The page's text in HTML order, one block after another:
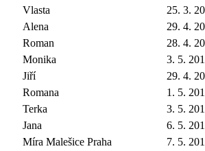
Vlasta
25. 3.
Alena
29. 4.
Roman
28. 4.
Monika
3. 5.
Jiří
29. 4.
Romana
1. 5.
Terka
3. 5.
Jana
6. 5.
Míra Malešice Praha
7. 5.